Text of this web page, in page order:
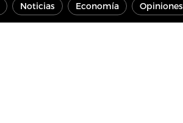
Noticias Economía Opiniones